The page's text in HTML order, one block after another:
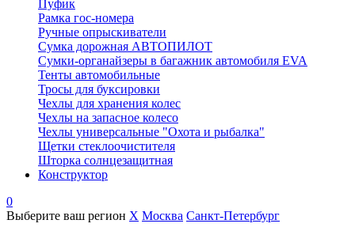
Пуфик
Рамка гос-номера
Ручные опрыскиватели
Сумка дорожная АВТОПИЛОТ
Сумки-органайзеры в багажник автомобиля EVA
Тенты автомобильные
Тросы для буксировки
Чехлы для хранения колес
Чехлы на запасное колесо
Чехлы универсальные "Охота и рыбалка"
Щетки стеклоочистителя
Шторка солнцезащитная
Конструктор
0
Выберите ваш регион X Москва Санкт-Петербург